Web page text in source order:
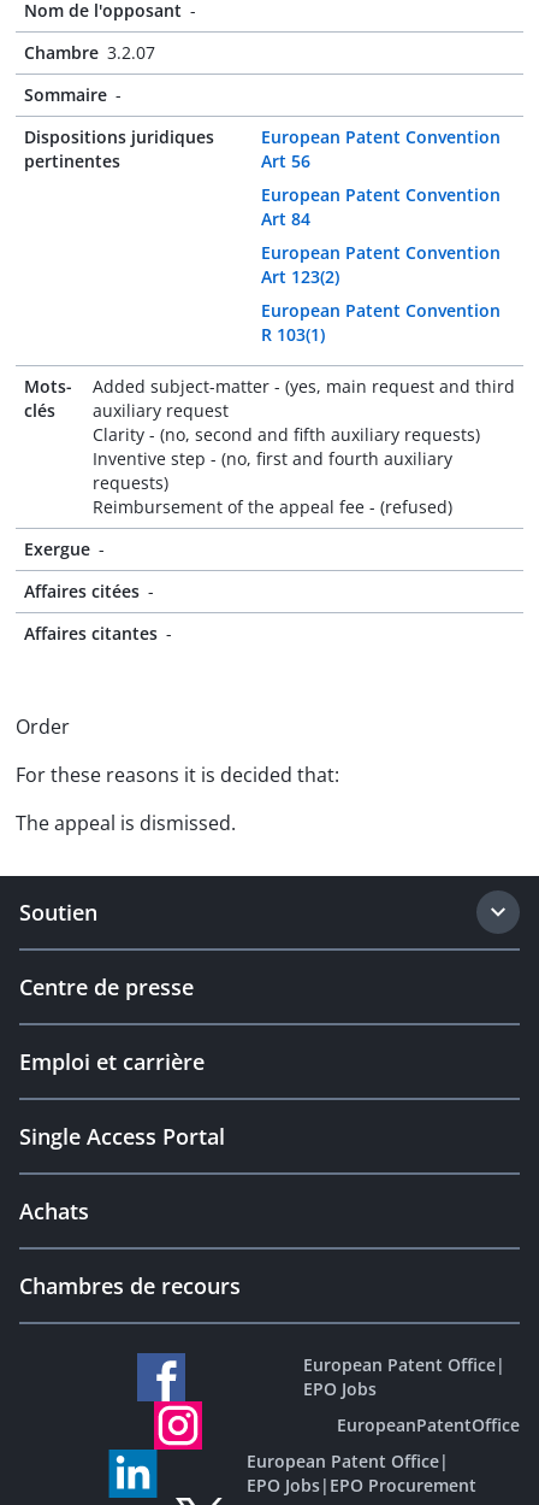
Nom de l'opposant -
Chambre 3.2.07
Sommaire -
Dispositions juridiques
pertinentes
European Patent Convention
Art 56
European Patent Convention
Art 84
European Patent Convention
Art 123(2)
European Patent Convention
R 103(1)
Mots-
clés
Added subject-matter - (yes, main request and third
auxiliary request
Clarity - (no, second and fifth auxiliary requests)
Inventive step - (no, first and fourth auxiliary
requests)
Reimbursement of the appeal fee - (refused)
Exergue -
Affaires citées -
Affaires citantes -
Order
For these reasons it is decided that:
The appeal is dismissed.
Soutien
Centre de presse
Emploi et carrière
Single Access Portal
Achats
Chambres de recours
European Patent Office|
EPO Jobs
EuropeanPatentOffice
European Patent Office|
EPO Jobs| EPO Procurement